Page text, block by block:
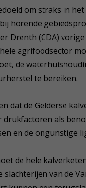
om straks in
horende
Drenth (CDA)
agrifoodsector
de
te bereiken.
dat de Gelderse
drukfactoren als
en de ongunstige
de hele
slachterijen van de